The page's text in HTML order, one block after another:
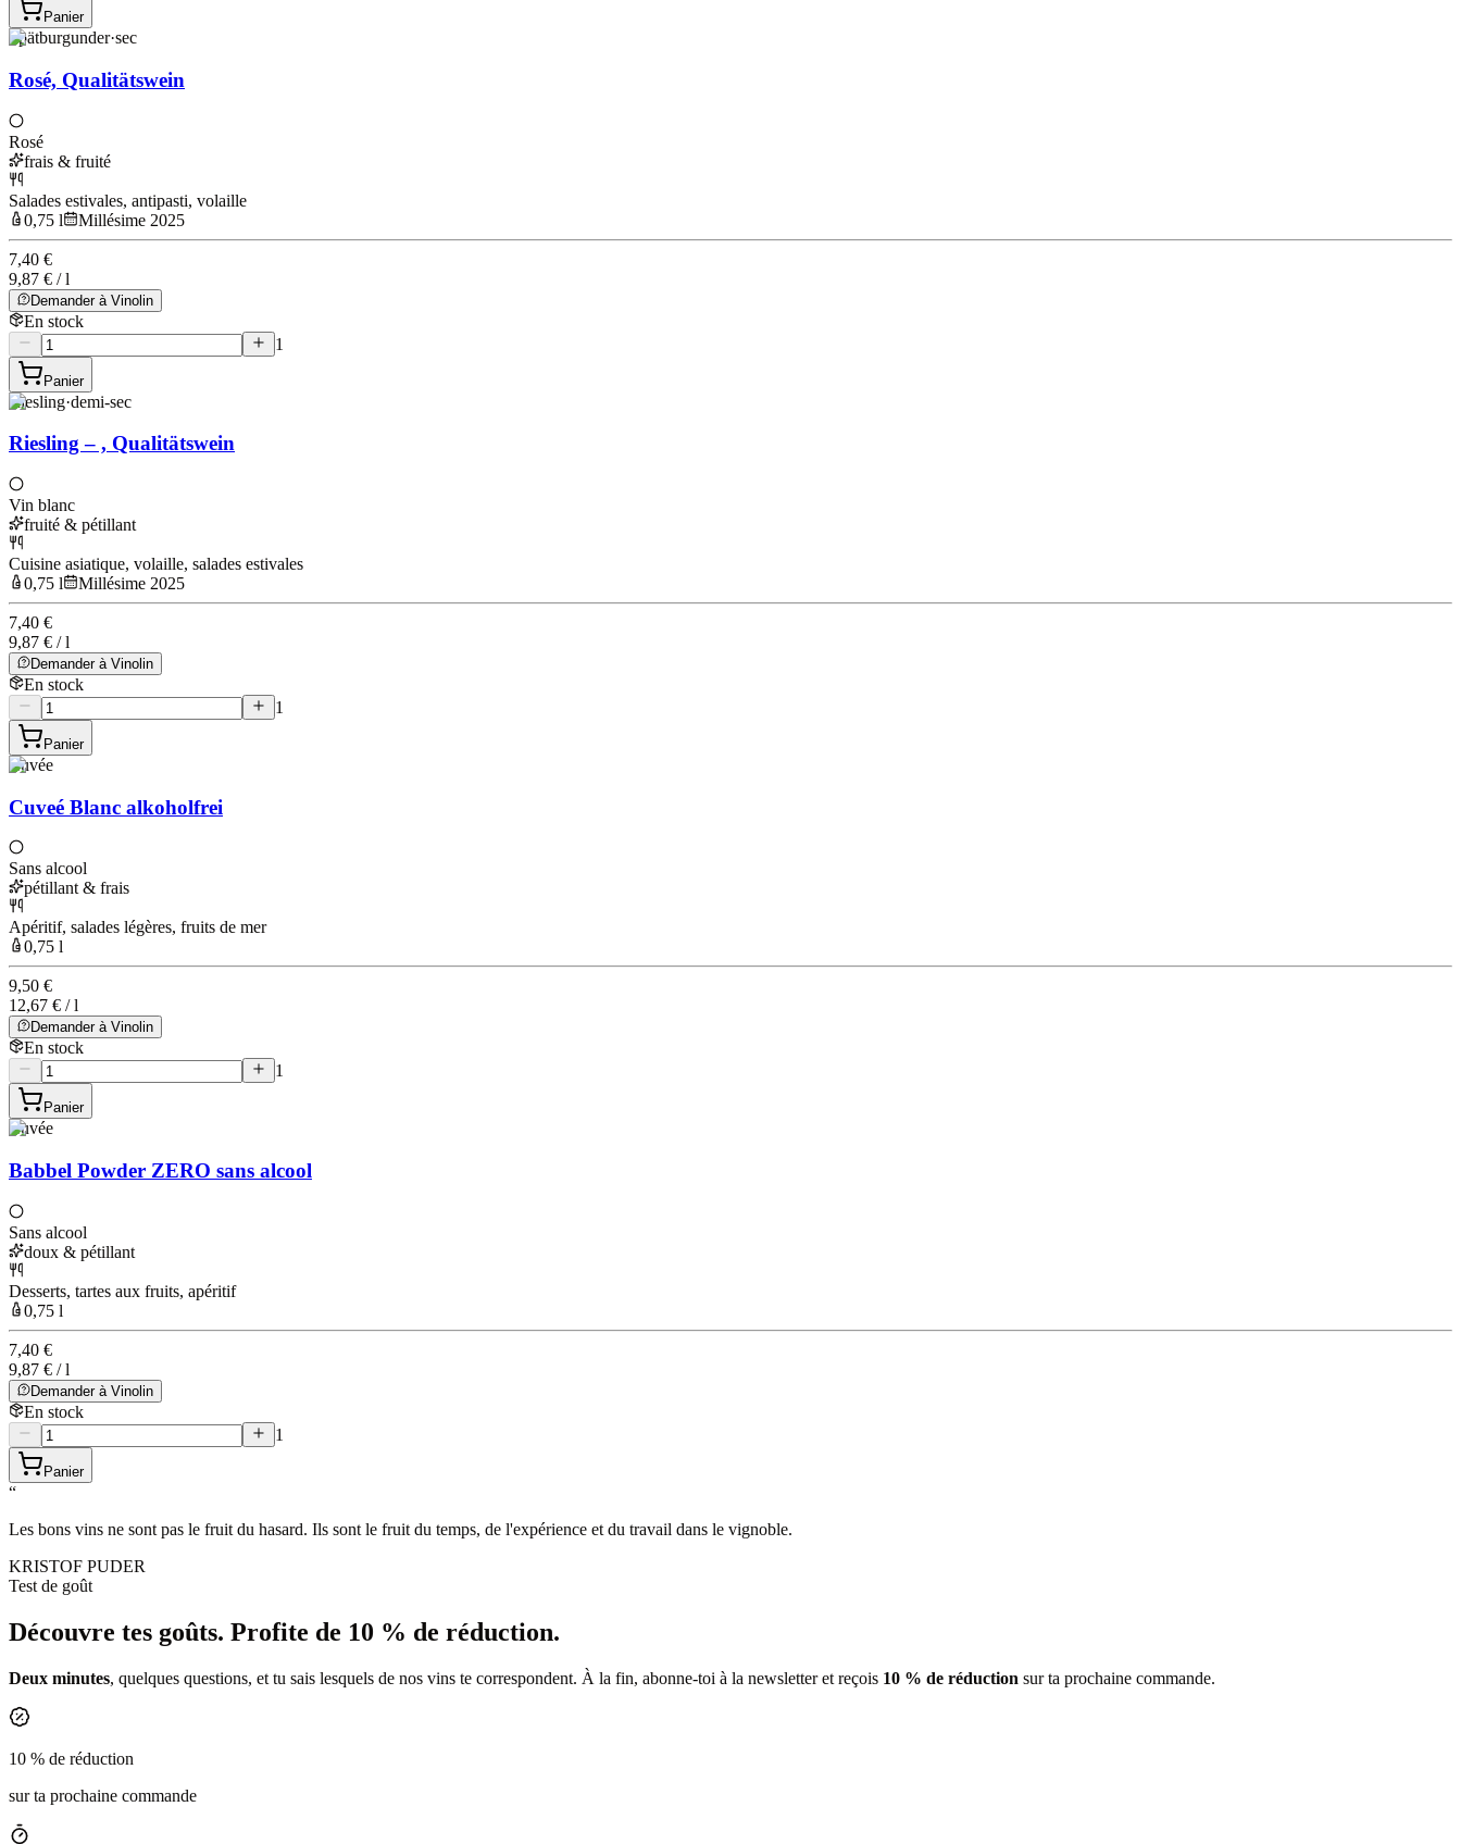
Panier
Spätburgunder·sec
Rosé, Qualitätswein
Rosé
frais & fruité
Salades estivales, antipasti, volaille
0,75 l
Millésime 2025
7,40 €
9,87 € / l
Demander à Vinolin
En stock
1
Panier
Riesling·demi-sec
Riesling – , Qualitätswein
Vin blanc
fruité & pétillant
Cuisine asiatique, volaille, salades estivales
0,75 l
Millésime 2025
7,40 €
9,87 € / l
Demander à Vinolin
En stock
1
Panier
Cuvée
Cuveé Blanc alkoholfrei
Sans alcool
pétillant & frais
Apéritif, salades légères, fruits de mer
0,75 l
9,50 €
12,67 € / l
Demander à Vinolin
En stock
1
Panier
Cuvée
Babbel Powder ZERO sans alcool
Sans alcool
doux & pétillant
Desserts, tartes aux fruits, apéritif
0,75 l
7,40 €
9,87 € / l
Demander à Vinolin
En stock
1
Panier
“
Les bons vins ne sont pas le fruit du hasard. Ils sont le fruit du temps, de l'expérience et du travail dans le vignoble.
KRISTOF PUDER
Test de goût
Découvre tes goûts. Profite de 10 % de réduction.
Deux minutes, quelques questions, et tu sais lesquels de nos vins te correspondent. À la fin, abonne-toi à la newsletter et reçois 10 % de réduction sur ta prochaine commande.
10 % de réduction
sur ta prochaine commande